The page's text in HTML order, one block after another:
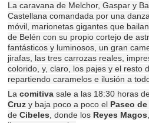
La caravana de Melchor, Gaspar y
Castellana comandada por una
móvil, marionetas gigantes que
de Belén con su propio cortejo de
fantásticos y luminosos, un gran
jirafas, las tres carrozas reales,
colorido, y, claro, los pajes y el resto
repartiendo caramelos e ilusión a
Lacomitiva sale a las 18:30 horas
Cruz y baja poco a poco el Paseo
deCibeles , donde los Reyes Magos